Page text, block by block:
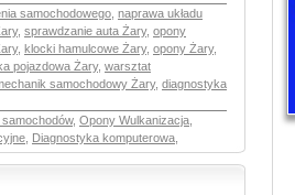
samochodowego naprawa układu
, sprawdzanie auta Żary, opony
, klocki hamulcowe Żary, opony Żary,
pojazdowa Żary, warsztat
samochodowy Żary, diagnostyka
, Opony Wulkanizacja
Diagnostyka komputerowa